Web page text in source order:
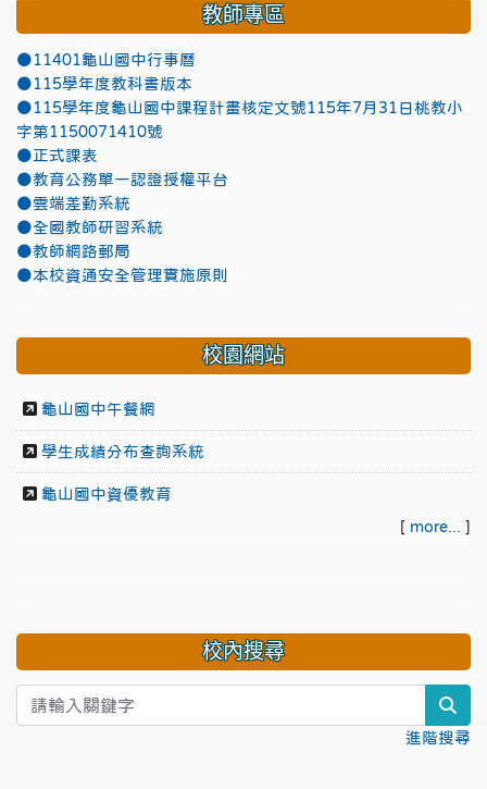
教師專區
●11401龜山國中行事曆
●115學年度教科書版本
●115學年度龜山國中課程計畫核定文號115年7月31日桃教小
字第1150071410號
●正式課表
●教育公務單一認證授權平台
●雲端差勤系統
●全國教師研習系統
●教師網路郵局
●本校資通安全管理實施原則
校園網站
龜山國中午餐網
學生成績分布查詢系統
龜山國中資優教育
[ more... ]
校內搜尋
進階搜尋